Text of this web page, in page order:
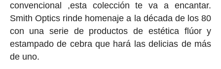
convencional ,esta colección te va a encantar.
Smith Optics rinde homenaje a la década de los 80
con una serie de productos de estética flúor y
estampado de cebra que hará las delicias de más
de uno.